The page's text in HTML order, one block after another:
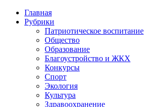
Главная
Рубрики
Патриотическое воспитание
Общество
Образование
Благоустройство и ЖКХ
Конкурсы
Спорт
Экология
Культура
Здравоохранение